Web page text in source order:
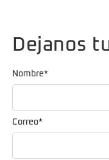
Dejanos
Nombre*
Correo*